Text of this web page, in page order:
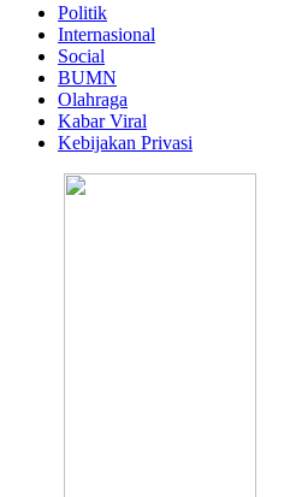
Politik
Internasional
Social
BUMN
Olahraga
Kabar Viral
Kebijakan Privasi